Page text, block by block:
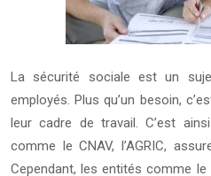
La sécurité sociale est un
employés. Plus qu’un besoin,
leur cadre de travail. C’est
comme le CNAV, l’AGRIC,
Cependant, les entités comme le